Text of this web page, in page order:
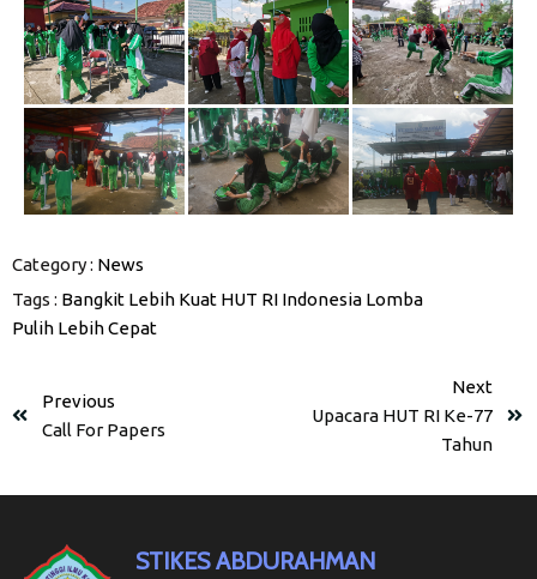
Category : News
Tags : Bangkit Lebih Kuat HUT RI Indonesia Lomba
Pulih Lebih Cepat
Previous
Call For Papers
Next
Upacara HUT RI Ke-77
Tahun
STIKES ABDURAHMAN